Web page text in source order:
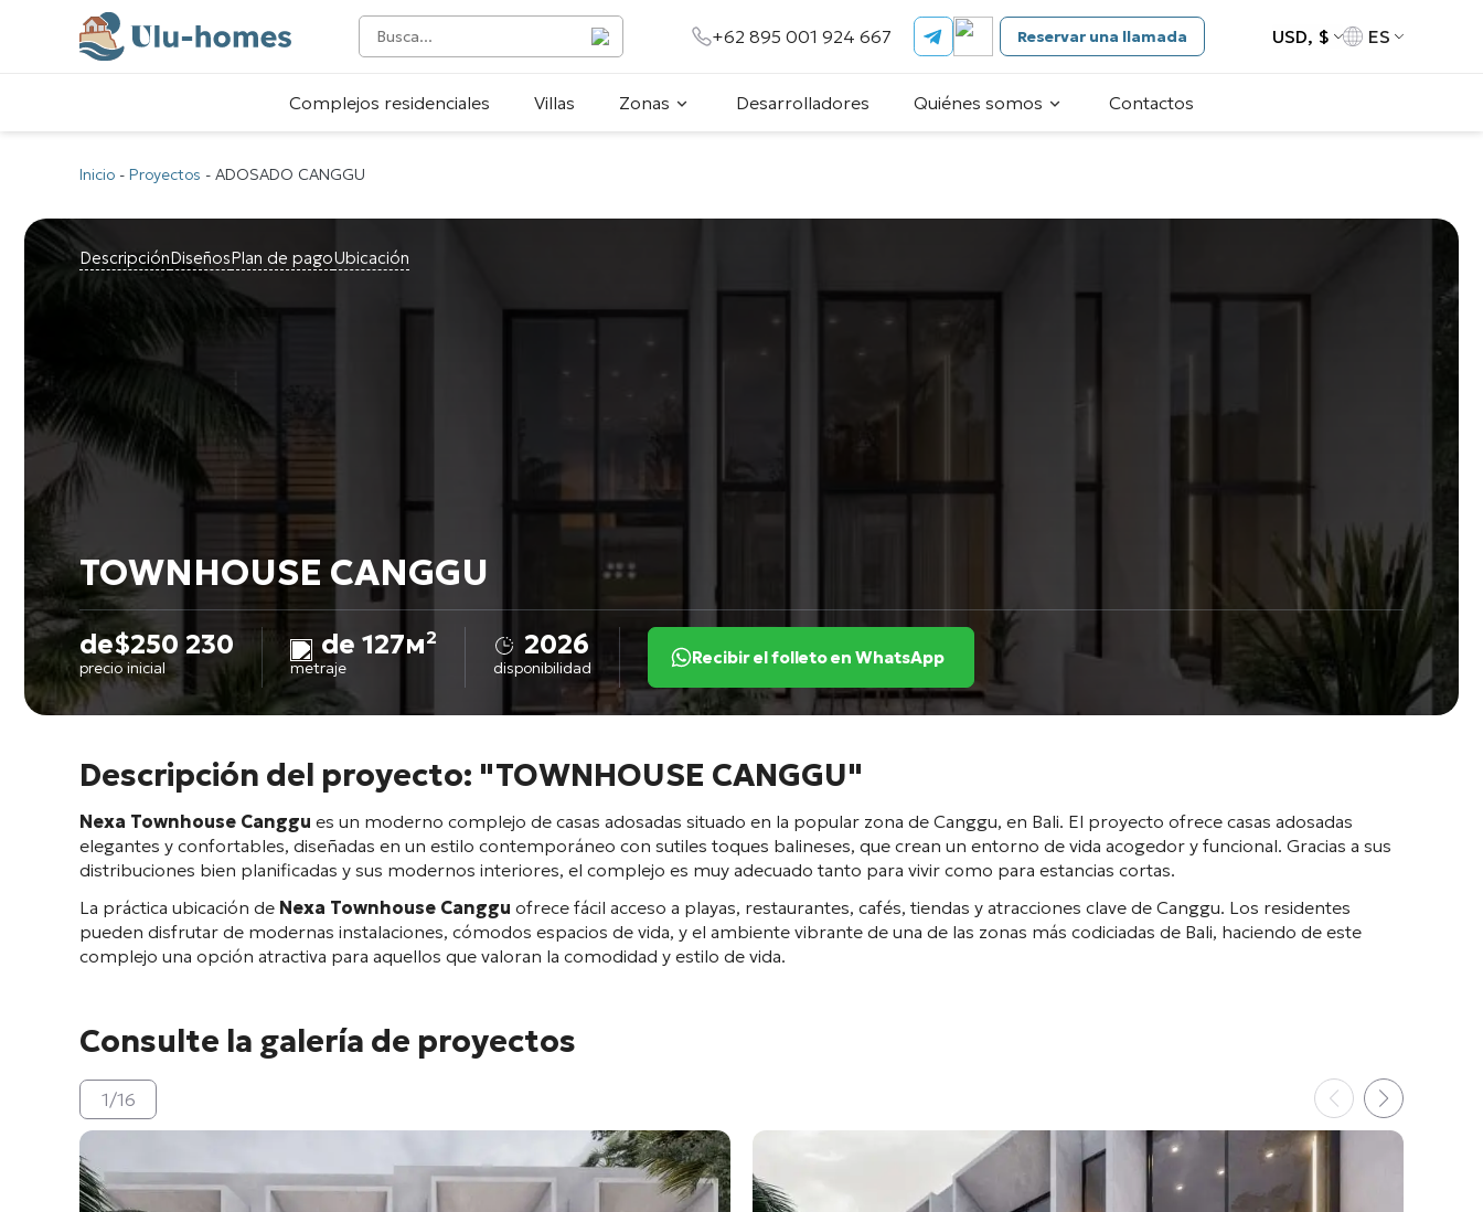
+62 895 001 924 667 Reservar una llamada USD, $ ES
Complejos residenciales Villas Zonas Desarrolladores Quiénes somos Contactos
Inicio - Proyectos - ADOSADO CANGGU
DescripciónDiseñosPlan de pagoUbicación
TOWNHOUSE CANGGU
de$250 230
precio inicial
de 127м²
metraje
2026
disponibilidad Recibir el folleto en WhatsApp
Descripción del proyecto: "TOWNHOUSE CANGGU"
Nexa Townhouse Canggu es un moderno complejo de casas adosadas situado en la popular zona de Canggu, en Bali. El proyecto ofrece casas adosadas
elegantes y confortables, diseñadas en un estilo contemporáneo con sutiles toques balineses, que crean un entorno de vida acogedor y funcional. Gracias a sus
distribuciones bien planificadas y sus modernos interiores, el complejo es muy adecuado tanto para vivir como para estancias cortas.
La práctica ubicación de Nexa Townhouse Canggu ofrece fácil acceso a playas, restaurantes, cafés, tiendas y atracciones clave de Canggu. Los residentes
pueden disfrutar de modernas instalaciones, cómodos espacios de vida, y el ambiente vibrante de una de las zonas más codiciadas de Bali, haciendo de este
complejo una opción atractiva para aquellos que valoran la comodidad y estilo de vida.
Consulte la galería de proyectos
1/16